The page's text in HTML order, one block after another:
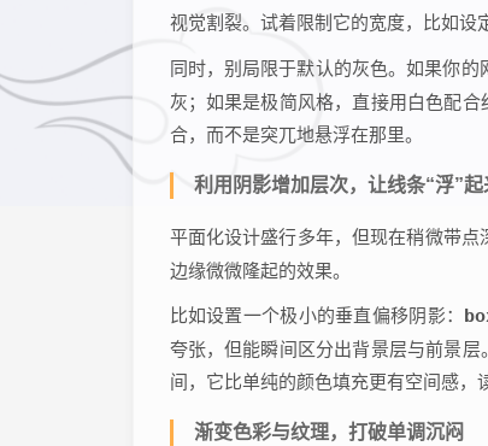
视觉割裂。试着限制它的宽度，比如设
同时，别局限于默认的灰色。如果你
灰；如果是极简风格，直接用白色配
合，而不是突兀地悬浮在那里。
利用阴影增加层次，让线条“浮”起
平面化设计盛行多年，但现在稍微带
边缘微微隆起的效果。
比如设置一个极小的垂直偏移阴影：
夸张，但能瞬间区分出背景层与前景
间，它比单纯的颜色填充更有空间感，
渐变色彩与纹理，打破单调沉闷